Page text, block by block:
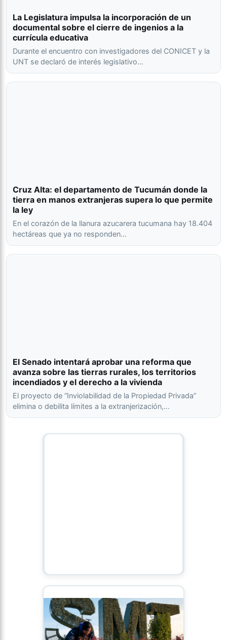
La Legislatura impulsa la incorporación de un
documental sobre el cierre de ingenios a la
currícula educativa
Durante el encuentro con investigadores del CONICET y la
UNT se declaró de interés legislativo…
Cruz Alta: el departamento de Tucumán donde la
tierra en manos extranjeras supera lo que permite
la ley
En el corazón de la llanura azucarera tucumana hay 18.404
hectáreas que ya no responden…
El Senado intentará aprobar una reforma que
avanza sobre las tierras rurales, los territorios
incendiados y el derecho a la vivienda
El proyecto de “Inviolabilidad de la Propiedad Privada”
elimina o debilita límites a la extranjerización,…